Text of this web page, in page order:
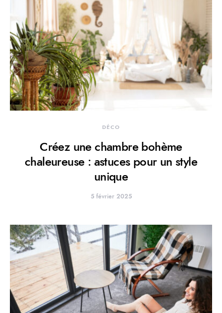
DÉCO
Créez une chambre bohème
chaleureuse : astuces pour un style
unique
5 février 2025